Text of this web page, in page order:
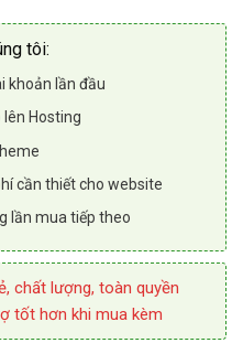
tôi:
khoản lần đầu
lên Hosting
cần thiết cho website
lần mua tiếp theo
chất lượng, toàn quyền
tốt hơn khi mua kèm